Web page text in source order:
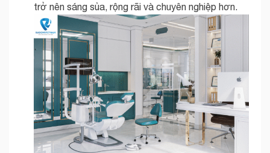
trở nên sáng sủa, rộng rãi và chuyên nghiệp hơn.